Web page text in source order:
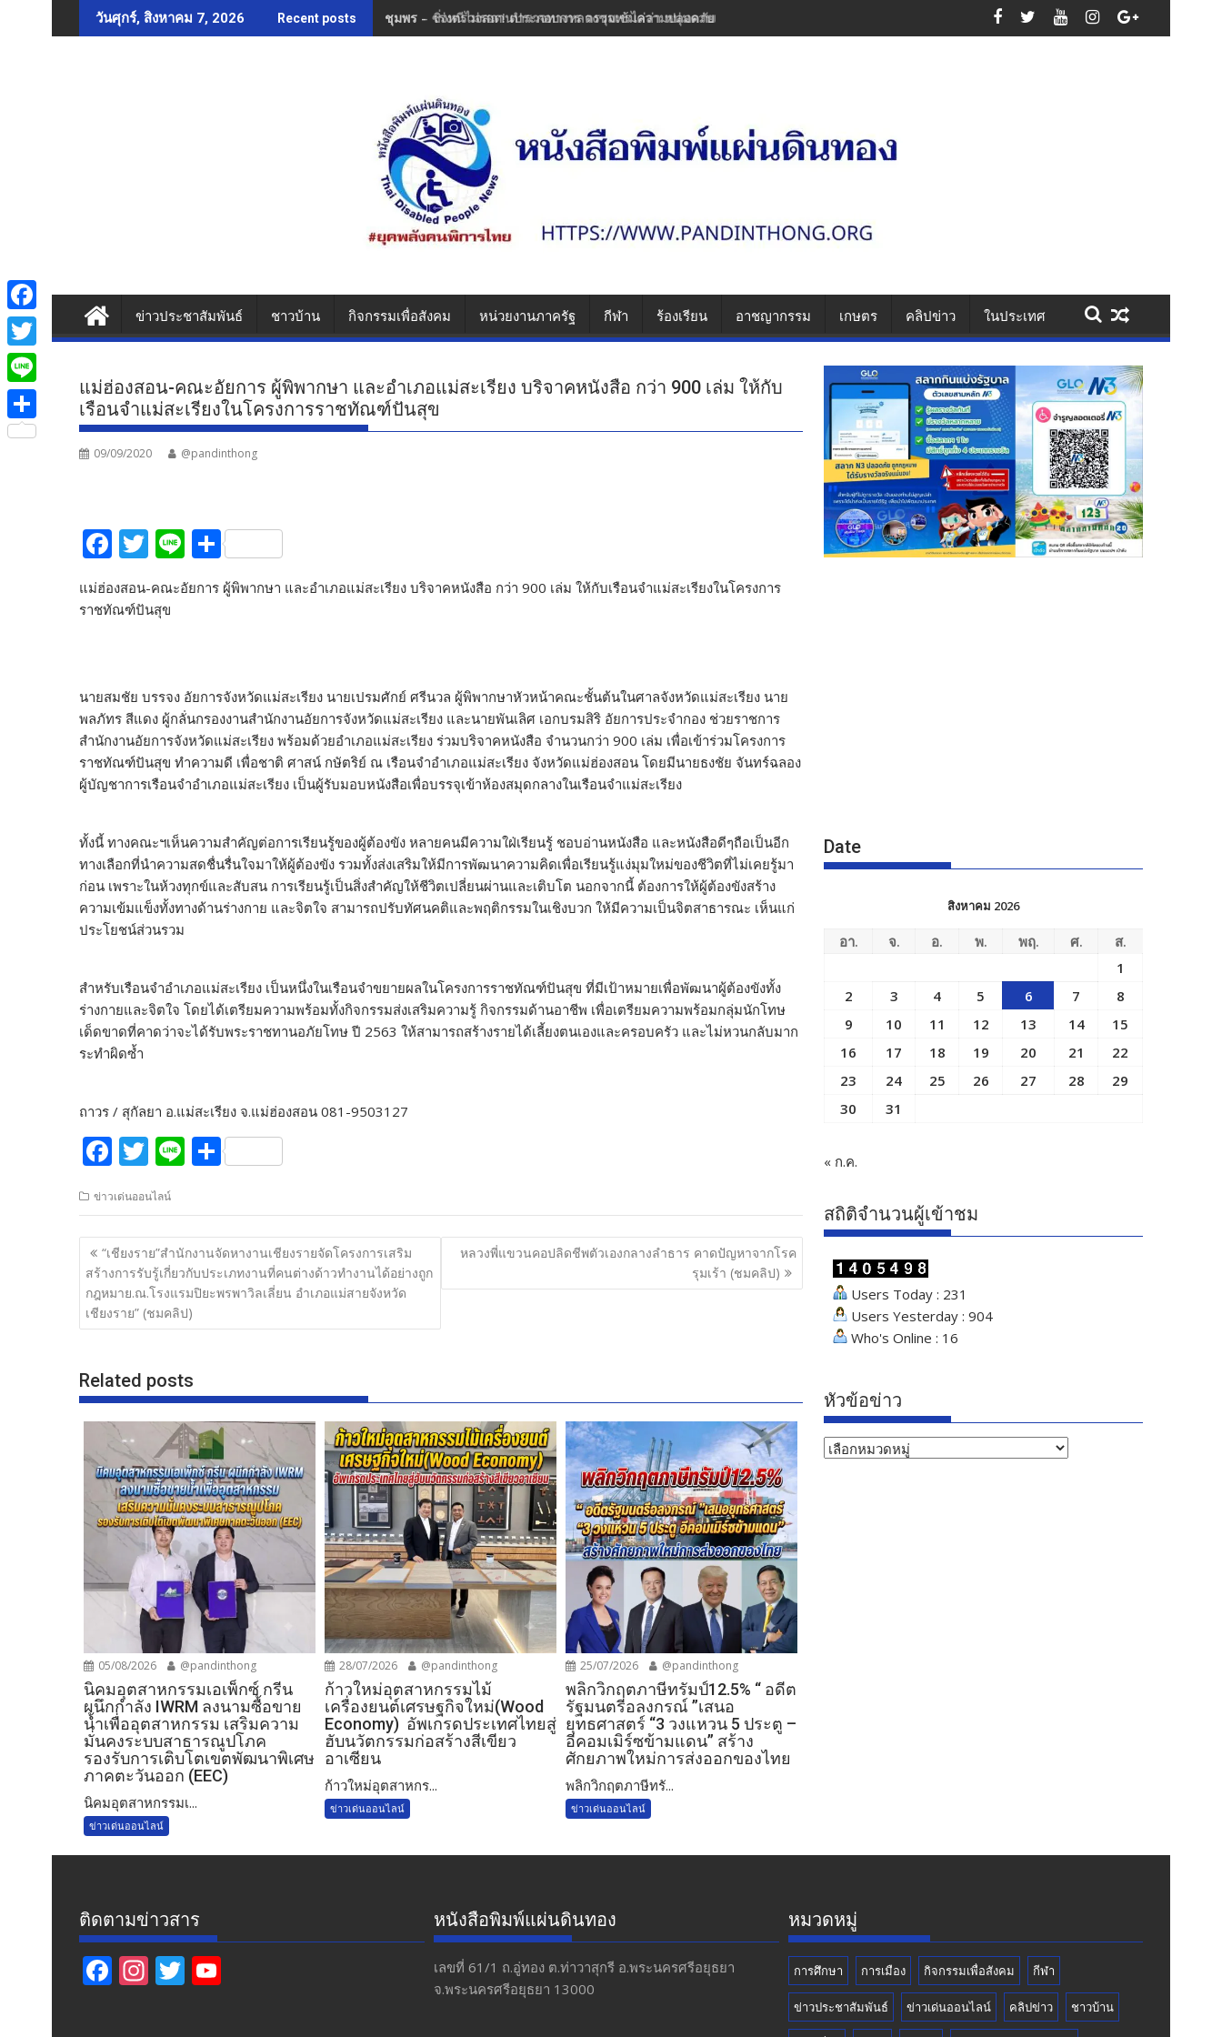
to
วันศุกร์, สิงหาคม 7, 2026 Recent posts ชุมพร - เร่งตรวจสถานประกอบการ ตรวจเข้มความปลอดภัย ป้องกันซ้ำรอยความสูญเสียหมู่
ข่าวประชาสัมพันธ์ ชาวบ้าน กิจกรรมเพื่อสังคม หน่วยงานภาครัฐ กีฬา ร้องเรียน อาชญากรรม เกษตร คลิปข่าว ในประเทศ
แม่ฮ่องสอน-คณะอัยการ ผู้พิพากษา และอำเภอแม่สะเรียง บริจาคหนังสือ กว่า 900 เล่ม ให้กับ
เรือนจำแม่สะเรียงในโครงการราชทัณฑ์ปันสุข
09/09/2020 @pandinthong
F
e
o
k
T
itt
er
Li
n
e
S
h
ar
แม่ฮ่องสอน-คณะอัยการ ผู้พิพากษา และอำเภอแม่สะเรียง บริจาคหนังสือ กว่า 900 เล่ม ให้กับเรือนจำแม่สะเรียงในโครงการ
ราชทัณฑ์ปันสุข
นายสมชัย บรรจง อัยการจังหวัดแม่สะเรียง นายเปรมศักย์ ศรีนวล ผู้พิพากษาหัวหน้าคณะชั้นต้นในศาลจังหวัดแม่สะเรียง นาย
พลภัทร สีแดง ผู้กลั่นกรองงานสำนักงานอัยการจังหวัดแม่สะเรียง และนายพันเลิศ เอกบรมสิริ อัยการประจำกอง ช่วยราชการ
สำนักงานอัยการจังหวัดแม่สะเรียง พร้อมด้วยอำเภอแม่สะเรียง ร่วมบริจาคหนังสือ จำนวนกว่า 900 เล่ม เพื่อเข้าร่วมโครงการ
ราชทัณฑ์ปันสุข ทำความดี เพื่อชาติ ศาสน์ กษัตริย์ ณ เรือนจำอำเภอแม่สะเรียง จังหวัดแม่ฮ่องสอน โดยมีนายธงชัย จันทร์ฉลอง
ผู้บัญชาการเรือนจำอำเภอแม่สะเรียง เป็นผู้รับมอบหนังสือเพื่อบรรจุเข้าห้องสมุดกลางในเรือนจำแม่สะเรียง
ทั้งนี้ ทางคณะฯเห็นความสำคัญต่อการเรียนรู้ของผู้ต้องขัง หลายคนมีความใฝ่เรียนรู้ ชอบอ่านหนังสือ และหนังสือดีๆถือเป็นอีก
ทางเลือกที่นำความสดชื่นรื่นใจมาให้ผู้ต้องขัง รวมทั้งส่งเสริมให้มีการพัฒนาความคิดเพื่อเรียนรู้แง่มุมใหม่ของชีวิตที่ไม่เคยรู้มา
ก่อน เพราะในห้วงทุกข์และสับสน การเรียนรู้เป็นสิ่งสำคัญให้ชีวิตเปลี่ยนผ่านและเติบโต นอกจากนี้ ต้องการให้ผู้ต้องขังสร้าง
ความเข้มแข็งทั้งทางด้านร่างกาย และจิตใจ สามารถปรับทัศนคติและพฤติกรรมในเชิงบวก ให้มีความเป็นจิตสาธารณะ เห็นแก่
ประโยชน์ส่วนรวม
สำหรับเรือนจำอำเภอแม่สะเรียง เป็นหนึ่งในเรือนจำขยายผลในโครงการราชทัณฑ์ปันสุข ที่มีเป้าหมายเพื่อพัฒนาผู้ต้องขังทั้ง
ร่างกายและจิตใจ โดยได้เตรียมความพร้อมทั้งกิจกรรมส่งเสริมความรู้ กิจกรรมด้านอาชีพ เพื่อเตรียมความพร้อมกลุ่มนักโทษ
เด็ดขาดที่คาดว่าจะได้รับพระราชทานอภัยโทษ ปี 2563 ให้สามารถสร้างรายได้เลี้ยงตนเองและครอบครัว และไม่หวนกลับมาก
ระทำผิดซ้ำ
ถาวร / สุกัลยา อ.แม่สะเรียง จ.แม่ฮ่องสอน 081-9503127
F
e
b
o
o
k
T
w
itt
er
Li
e
S
ar
e
ข่าวเด่นออนไลน์
แนะแนว
เรื่อง
“เชียงราย”สำนักงานจัดหางานเชียงรายจัดโครงการเสริม
สร้างการรับรู้เกี่ยวกับประเภทงานที่คนต่างด้าวทำงานได้อย่างถูก
กฎหมาย.ณ.โรงแรมปิยะพรพาวิลเลี่ยน อำเภอแม่สายจังหวัด
เชียงราย” (ชมคลิป)
หลวงพี่แขวนคอปลิดชีพตัวเองกลางลำธาร คาดปัญหาจากโรค
รุมเร้า (ชมคลิป)
Related posts
05/08/2026 @pandinthong
​นิคมอุตสาหกรรมเอเพ็กซ์ กรีน
ผนึกกำลัง IWRM ลงนามซื้อขาย
น้ำเพื่ออุตสาหกรรม เสริมความ
มั่นคงระบบสาธารณูปโภค
รองรับการเติบโตเขตพัฒนาพิเศษ
ภาคตะวันออก (EEC)
​นิคมอุตสาหกรรมเ...
ข่าวเด่นออนไลน์
28/07/2026 @pandinthong
ก้าวใหม่อุตสาหกรรมไม้
เครื่องยนต์เศรษฐกิจใหม่(Wood
Economy) อัพเกรดประเทศไทยสู่
ฮับนวัตกรรมก่อสร้างสีเขียว
อาเซียน
ก้าวใหม่อุตสาหกร...
ข่าวเด่นออนไลน์
25/07/2026 @pandinthong
พลิกวิกฤตภาษีทรัมป์12.5% “ อดีต
รัฐมนตรีอลงกรณ์ ”เสนอ
ยุทธศาสตร์ “3 วงแหวน 5 ประตู –
อีคอมเมิร์ซข้ามแดน” สร้าง
ศักยภาพใหม่การส่งออกของไทย
พลิกวิกฤตภาษีทรั...
ข่าวเด่นออนไลน์
Date
สิงหาคม 2026
อา. จ. อ. พ. พฤ. ศ.
ส.
1
2
3 4 5 6 7
8
9
10 11 12 13 14
15
16
17 18 19 20 21
22
23
24 25 26 27 28
29
30
31
« ก.ค.
สถิติจำนวนผู้เข้าชม
Users Today : 231
Users Yesterday : 904
Who's Online : 16
หัวข้อข่าว
หัวข้อ
ติดตามข่าวสาร
F In T
หนังสือพิมพ์แผ่นดินทอง
เลขที่ 61/1 ถ.อู่ทอง​ ต.​ท่าวาสุกรี​ อ.พระนครศรีอยุธยา​
จ.พระนครศรีอยุธยา 13000
หมวดหมู่
การศึกษา การเมือง กิจกรรมเพื่อสังคม กีฬา
ข่าวประชาสัมพันธ์ ข่าวเด่นออนไลน์ คลิปข่าว ชาวบ้าน
F
a
c
e
b
T
w
i
L
iS